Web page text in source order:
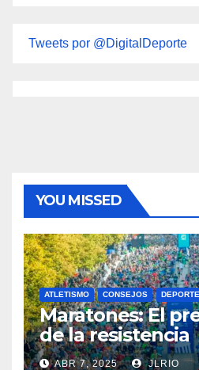
Tweets por @DigitalDeporte
YOU MISSED
ATLETISMO CONSEJOS
Maratones: El
de la resistencia
ABR 7, 2025 JLRIO